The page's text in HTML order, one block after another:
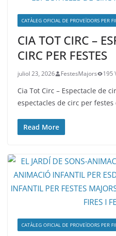
CATÀLEG OFICIAL DE PROVEÏDORS PER
CIA TOT CIRC –
CIRC PER FESTES
juliol 23, 2026 FestesMajors 195
Cia Tot Circ – Espectacle de
espectacles de circ per
Read More
CATÀLEG OFICIAL DE PROVEÏDORS PER